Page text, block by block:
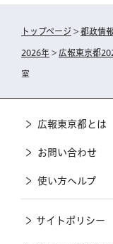
トップページ > 都政情報
2026年 > 広報東京都
室
広報東京都とは
お問い合わせ
使い方ヘルプ
サイトポリシー